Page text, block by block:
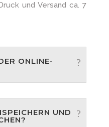
und Versand ca. 7
ONLINE-
UND